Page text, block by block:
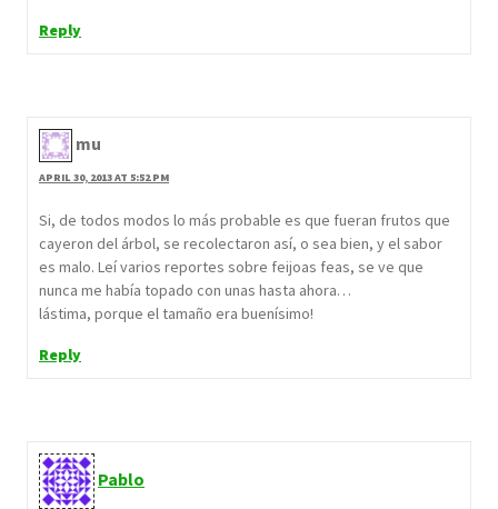
Reply
mu
APRIL 30, 2013 AT 5:52 PM
Si, de todos modos lo más probable es que fueran frutos que
cayeron del árbol, se recolectaron así, o sea bien, y el sabor
es malo. Leí varios reportes sobre feijoas feas, se ve que
nunca me había topado con unas hasta ahora…
lástima, porque el tamaño era buenísimo!
Reply
Pablo